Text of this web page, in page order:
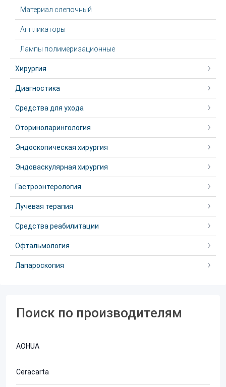
Материал слепочный
Аппликаторы
Лампы полимеризационные
Хирургия
Диагностика
Средства для ухода
Оториноларингология
Эндоскопическая хирургия
Эндоваскулярная хирургия
Гастроэнтерология
Лучевая терапия
Средства реабилитации
Офтальмология
Лапароскопия
Поиск по производителям
AOHUA
Ceracarta